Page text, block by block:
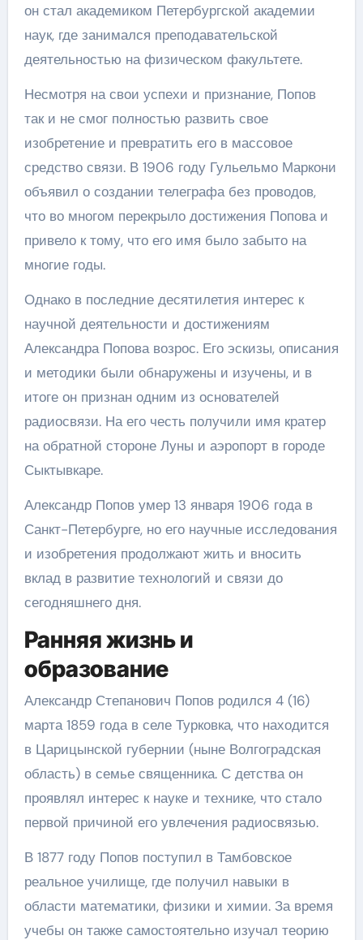
он стал академиком Петербургской академии
наук, где занимался преподавательской
деятельностью на физическом факультете.
Несмотря на свои успехи и признание, Попов
так и не смог полностью развить свое
изобретение и превратить его в массовое
средство связи. В 1906 году Гульельмо Маркони
объявил о создании телеграфа без проводов,
что во многом перекрыло достижения Попова и
привело к тому, что его имя было забыто на
многие годы.
Однако в последние десятилетия интерес к
научной деятельности и достижениям
Александра Попова возрос. Его эскизы, описания
и методики были обнаружены и изучены, и в
итоге он признан одним из основателей
радиосвязи. На его честь получили имя кратер
на обратной стороне Луны и аэропорт в городе
Сыктывкаре.
Александр Попов умер 13 января 1906 года в
Санкт-Петербурге, но его научные исследования
и изобретения продолжают жить и вносить
вклад в развитие технологий и связи до
сегодняшнего дня.
Ранняя жизнь и
образование
Александр Степанович Попов родился 4 (16)
марта 1859 года в селе Турковка, что находится
в Царицынской губернии (ныне Волгоградская
область) в семье священника. С детства он
проявлял интерес к науке и технике, что стало
первой причиной его увлечения радиосвязью.
В 1877 году Попов поступил в Тамбовское
реальное училище, где получил навыки в
области математики, физики и химии. За время
учебы он также самостоятельно изучал теорию